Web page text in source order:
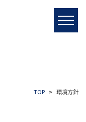
TOP 環境方針